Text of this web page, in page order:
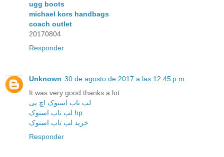
ugg boots
michael kors handbags
coach outlet
20170804
Responder
Unknown 30 de agosto de 2017 a las 12:45 p.m.
It was very good thanks a lot
لپ تاپ استوک اچ پی
لپ تاپ استوک hp
خرید لپ تاپ استوک
Responder